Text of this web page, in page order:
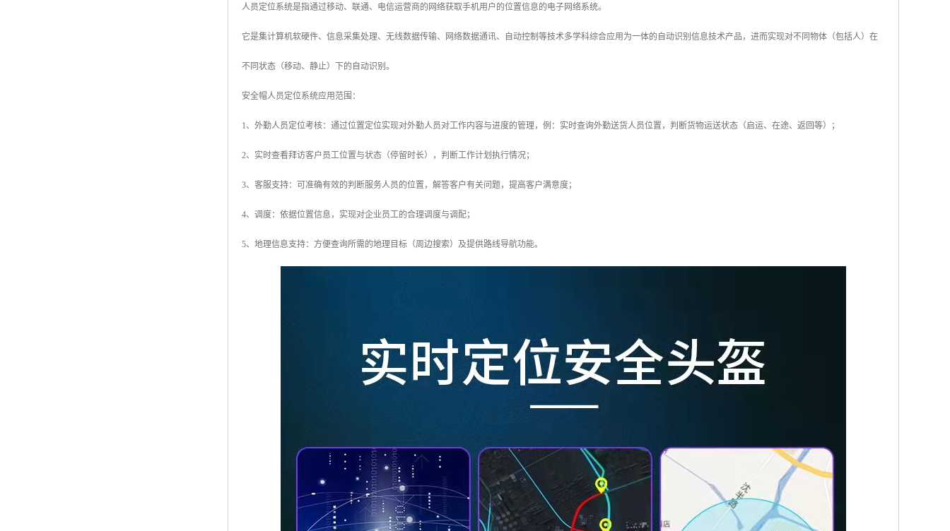
人员定位系统是指通过移动、联通、电信运营商的网络获取手机用户的位置信息的电子网络系统。
它是集计算机软硬件、信息采集处理、无线数据传输、网络数据通讯、自动控制等技术多学科综合应用为一体的自动识别信息技术产品，进而实现对不同物体（包括人）在
不同状态（移动、静止）下的自动识别。
安全帽人员定位系统应用范围：
1、外勤人员定位考核：通过位置定位实现对外勤人员对工作内容与进度的管理，例：实时查询外勤送货人员位置，判断货物运送状态（启运、在途、返回等）；
2、实时查看拜访客户员工位置与状态（停留时长），判断工作计划执行情况；
3、客服支持：可准确有效的判断服务人员的位置，解答客户有关问题，提高客户满意度；
4、调度：依据位置信息，实现对企业员工的合理调度与调配；
5、地理信息支持：方便查询所需的地理目标（周边搜索）及提供路线导航功能。